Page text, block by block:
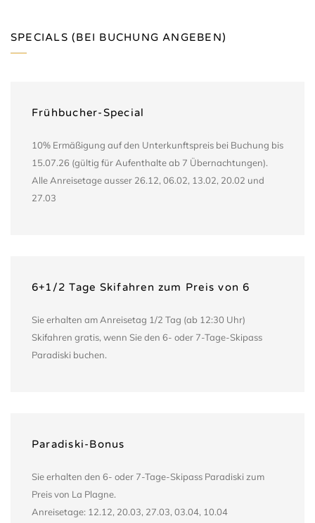
SPECIALS (BEI BUCHUNG ANGEBEN)
Frühbucher-Special
10% Ermäßigung auf den Unterkunftspreis bei Buchung bis
15.07.26 (gültig für Aufenthalte ab 7 Übernachtungen).
Alle Anreisetage ausser 26.12, 06.02, 13.02, 20.02 und
27.03
6+1/2 Tage Skifahren zum Preis von 6
Sie erhalten am Anreisetag 1/2 Tag (ab 12:30 Uhr)
Skifahren gratis, wenn Sie den 6- oder 7-Tage-Skipass
Paradiski buchen.
Paradiski-Bonus
Sie erhalten den 6- oder 7-Tage-Skipass Paradiski zum
Preis von La Plagne.
Anreisetage: 12.12, 20.03, 27.03, 03.04, 10.04